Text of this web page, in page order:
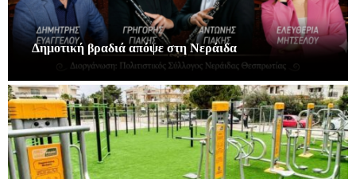
Δημοτική βραδιά απόψε στη Νεράιδα